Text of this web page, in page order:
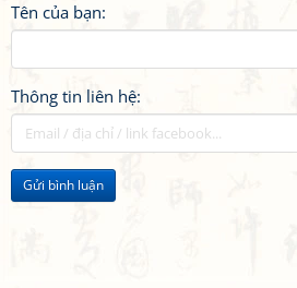
Tên của bạn:
Thông tin liên hệ:
Gửi bình luận